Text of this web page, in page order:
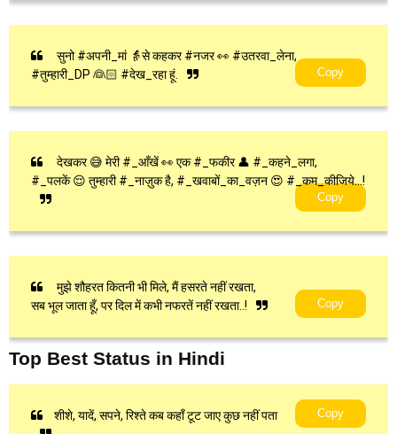
सुनो #अपनी_मां 👵से कहकर #नजर 👀 #उतरवा_लेना,
#तुम्हारी_DP 👰🏻 #देख_रहा हूं.
Copy
देखकर 😅 मेरी #_आँखें 👀 एक #_फकीर 👤 #_कहने_लगा,
#_पलकें 😌 तुम्हारी #_नाज़ुक है, #_खवाबों_का_वज़न 😍 #_कम_कीजिये...!
Copy
मुझे शौहरत कितनी भी मिले, मैं हसरते नहीं रखता,
सब भूल जाता हूँ, पर दिल में कभी नफरतें नहीं रखता..!
Copy
Top Best Status in Hindi
शीशे, यादें, सपने, रिश्ते कब कहाँ टूट जाए कुछ नहीं पता Copy